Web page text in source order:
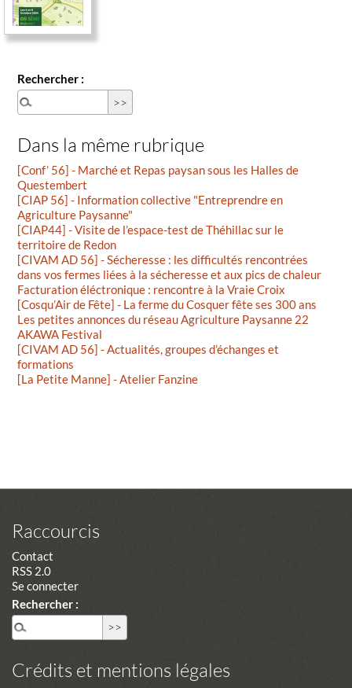
Rechercher :
Dans la même rubrique
[Conf’ 56] - Marché et Repas paysan sous les Halles de
Questembert
[CIAP 56] - Information collective "Entreprendre en
Agriculture Paysanne"
[CIAP44] - Visite de l’espace-test de Théhillac sur le
territoire de Redon
[CIVAM AD 56] - Sécheresse : les difficultés rencontrées
dans vos fermes liées à la sécheresse et aux pics de chaleur
Facturation éléctronique : rencontre à la Vraie Croix
[Cosqu’Air de Fête] - La ferme du Cosquer fête ses 300 ans
Les petites annonces du réseau Agriculture Paysanne 22
AKAWA Festival
[CIVAM AD 56] - Actualités, groupes d’échanges et
formations
[La Petite Manne] - Atelier Fanzine
Raccourcis
Contact
RSS 2.0
Se connecter
Rechercher :
Crédits et mentions légales